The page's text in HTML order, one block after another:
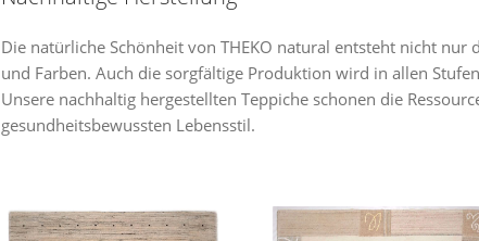
Die natürliche Schönheit von THEKO natural entsteht nicht nur
und Farben. Auch die sorgfältige Produktion wird in allen
Unsere nachhaltig hergestellten Teppiche schonen die
gesundheitsbewussten Lebensstil.